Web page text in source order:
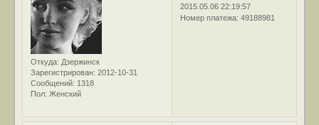
Откуда: Дзержинск
Зарегистрирован: 2012-10-31
Сообщений: 1318
Пол: Женский
2015.05.06 22:19:57
Номер платежа: 49188981